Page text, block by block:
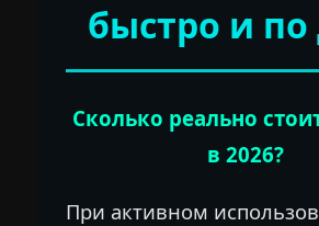
быстро и по
Сколько реально
в 2026?
При активном